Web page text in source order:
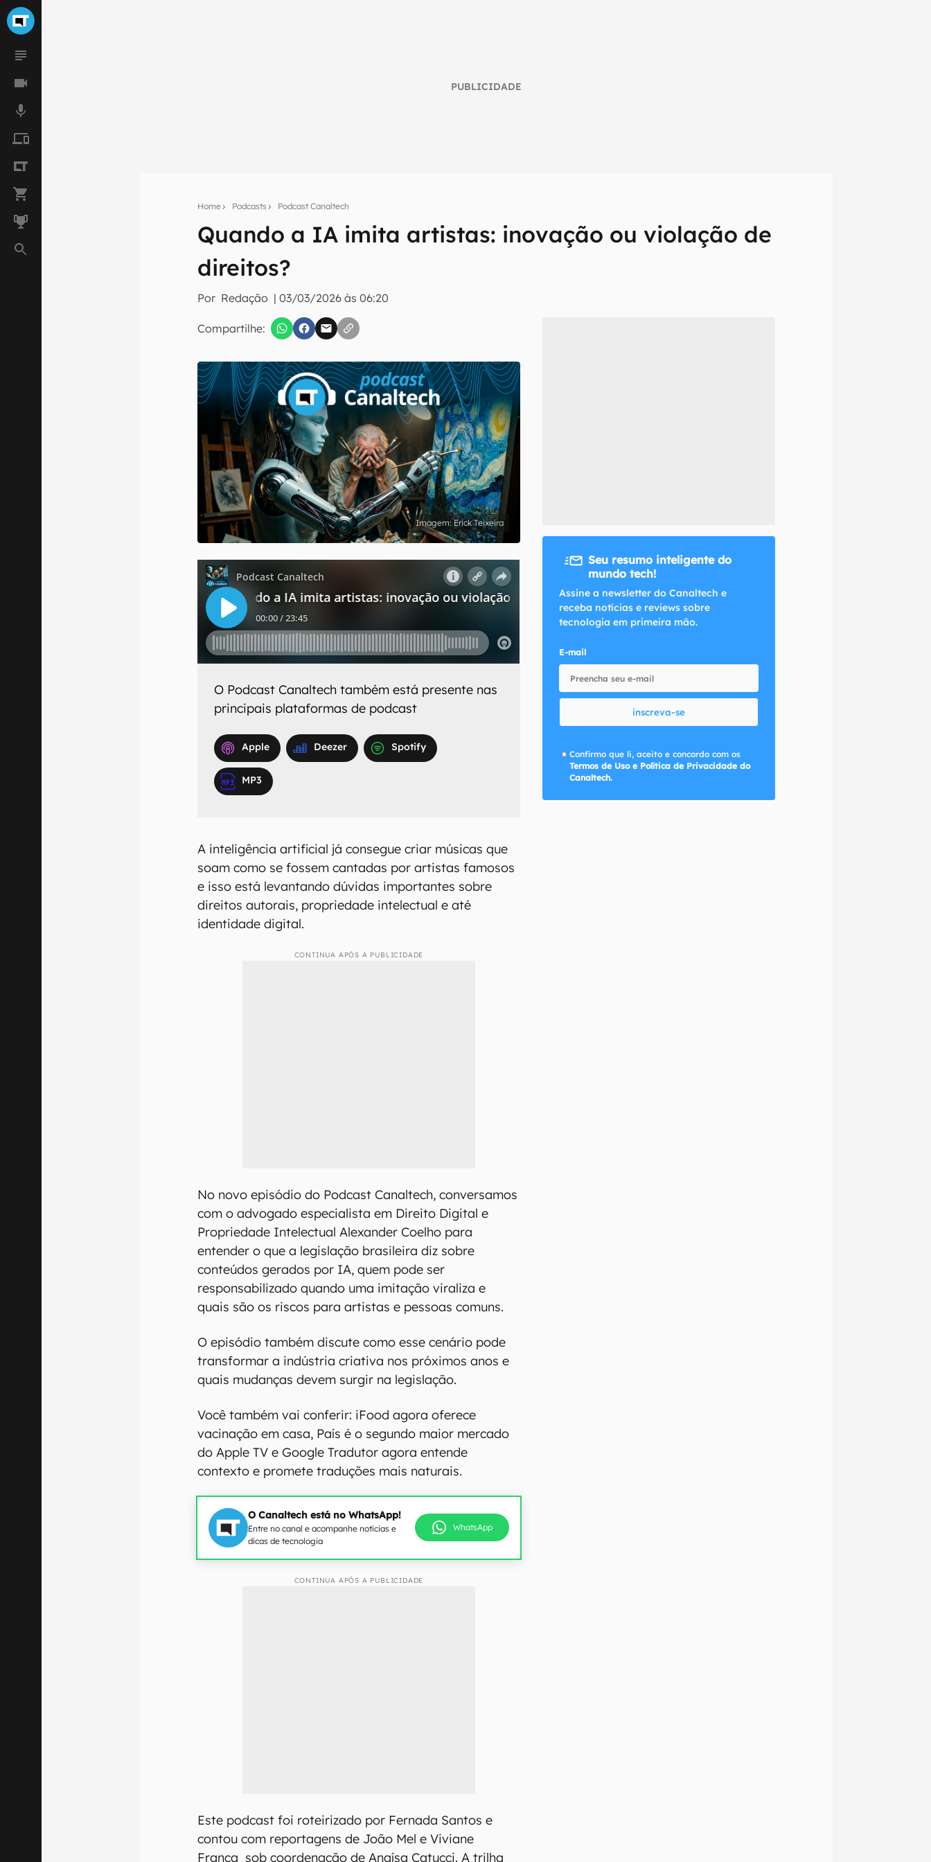
PUBLICIDADE
Home Podcasts Podcast Canaltech
Quando a IA imita artistas: inovação ou violação de
direitos?
Por Redação |03/03/2026 às 06:20
Compartilhe:
Assine a newsletter do Canaltech e receba notícias e reviews sobre tecnologia em primeira
mão.
E-mail
Confirmo que li, aceito e concordo com os Termos de Uso e Política de Privacidade do Canaltech.
Erick Teixeira
O Podcast Canaltech também está presente nas
principais plataformas de podcast
Apple Deezer Spotify
MP3
A inteligência artificial já consegue criar músicas que
soam como se fossem cantadas por artistas famosos
e isso está levantando dúvidas importantes sobre
direitos autorais, propriedade intelectual e até
identidade digital.
CONTINUA APÓS A PUBLICIDADE
No novo episódio do Podcast Canaltech, conversamos
com o advogado especialista em Direito Digital e
Propriedade Intelectual Alexander Coelho para
entender o que a legislação brasileira diz sobre
conteúdos gerados por IA, quem pode ser
responsabilizado quando uma imitação viraliza e
quais são os riscos para artistas e pessoas comuns.
O episódio também discute como esse cenário pode
transformar a indústria criativa nos próximos anos e
quais mudanças devem surgir na legislação.
Você também vai conferir: iFood agora oferece
vacinação em casa, País é o segundo maior mercado
do Apple TV e Google Tradutor agora entende
contexto e promete traduções mais naturais.
O Canaltech está no WhatsApp!
Entre no canal e acompanhe notícias e
dicas de tecnologia
WhatsApp
CONTINUA APÓS A PUBLICIDADE
Este podcast foi roteirizado por Fernada Santos e
contou com reportagens de João Mel e Viviane
França sob coordenação de Anaísa Catucci. A trilha
Seu resumo inteligente do
mundo tech!
Assine a newsletter do Canaltech e
receba notícias e reviews sobre
tecnologia em primeira mão.
E-mail
inscreva-se
Confirmo que li, aceito e concordo com os
Termos de Uso e Política de Privacidade do
Canaltech.